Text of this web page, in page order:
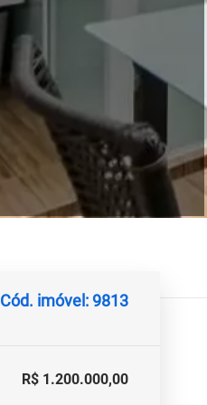
Cód. imóvel: 9813
R$ 1.200.000,00